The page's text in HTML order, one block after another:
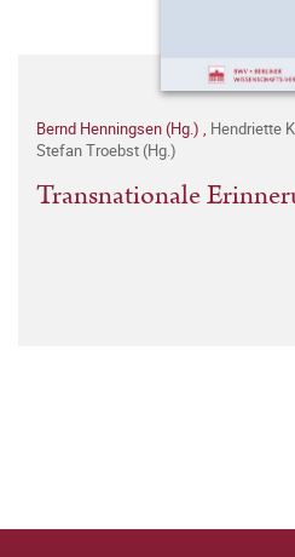
Bernd Henningsen (Hg.) , Hendriette
Stefan Troebst (Hg.)
Transnationale